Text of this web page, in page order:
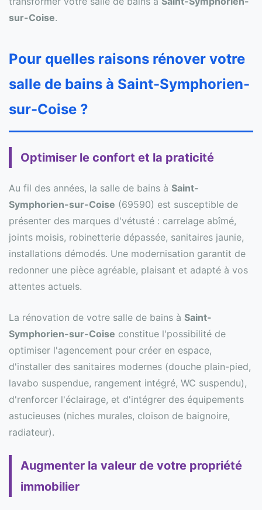
sur-Coise.
Pour quelles raisons rénover votre
salle de bains à Saint-Symphorien-
sur-Coise ?
Optimiser le confort et la praticité
Au fil des années, la salle de bains à Saint-
Symphorien-sur-Coise (69590) est susceptible de
présenter des marques d'vétusté : carrelage abîmé,
joints moisis, robinetterie dépassée, sanitaires jaunie,
installations démodés. Une modernisation garantit de
redonner une pièce agréable, plaisant et adapté à vos
attentes actuels.
La rénovation de votre salle de bains à Saint-
Symphorien-sur-Coise constitue l'possibilité de
optimiser l'agencement pour créer en espace,
d'installer des sanitaires modernes (douche plain-pied,
lavabo suspendue, rangement intégré, WC suspendu),
d'renforcer l'éclairage, et d'intégrer des équipements
astucieuses (niches murales, cloison de baignoire,
radiateur).
Augmenter la valeur de votre propriété
immobilier